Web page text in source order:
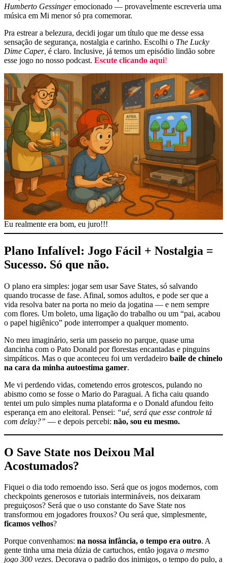
Humberto Gessingeremocionado — provavelmente escreveria uma
música em Mi menor só pra comemorar.
Pra estrear a belezura, decidi jogar um título que me desse essa
sensação de segurança, nostalgia e carinho. Escolhi o The Lucky
Dime Caper, é claro. Inclusive, já temos um episódio lindão sobre
esse jogo no nosso podcast. Escute clicando aqui!
Eu realmente era bom, eu juro!!!
Plano Infalível: Jogo Fácil + Nostalgia =
Sucesso. Só que não.
O plano era simples: jogar sem usar Save States, só salvando
quando trocasse de fase. Afinal, somos adultos, e pode ser que a
vida resolva bater na porta no meio da jogatina — e nem sempre
com flores. Um boleto, uma ligação do trabalho ou um “pai, acabou
o papel higiênico” pode interromper a qualquer momento.
No meu imaginário, seria um passeio no parque, quase uma
dancinha com o Pato Donald por florestas encantadas e pinguins
simpáticos. Mas o que aconteceu foi um verdadeiro baile de chinelo
na cara da minha autoestima gamer.
Me vi perdendo vidas, cometendo erros grotescos, pulando no
abismo como se fosse o Mario do Paraguai. A ficha caiu quando
tentei um pulo simples numa plataforma e o Donald afundou feito
esperança em ano eleitoral. Pensei: “ué, será que esse controle tá
com delay?” — e depois percebi: não, sou eu mesmo.
O Save State nos Deixou Mal
Acostumados?
Fiquei o dia todo remoendo isso. Será que os jogos modernos, com
checkpoints generosos e tutoriais intermináveis, nos deixaram
preguiçosos? Será que o uso constante do Save State nos
transformou em jogadores frouxos? Ou será que, simplesmente,
ficamos velhos?
Porque convenhamos: na nossa infância, o tempo era outro. A
gente tinha uma meia dúzia de cartuchos, então jogava o mesmo
jogo 300 vezes. Decorava o padrão dos inimigos, o tempo do pulo, a